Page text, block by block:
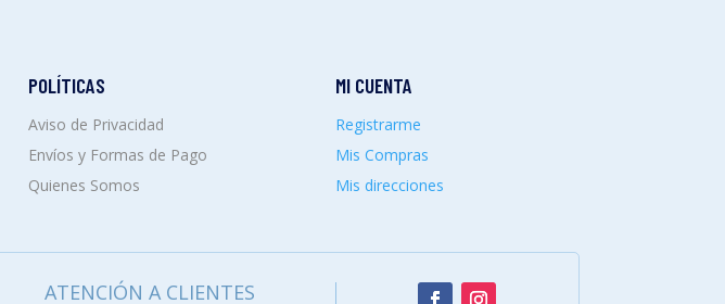
POLÍTICAS
Aviso de Privacidad
Envíos y Formas de Pago
Quienes Somos
MI CUENTA
Registrarme
Mis Compras
Mis direcciones
ATENCIÓN A CLIENTES